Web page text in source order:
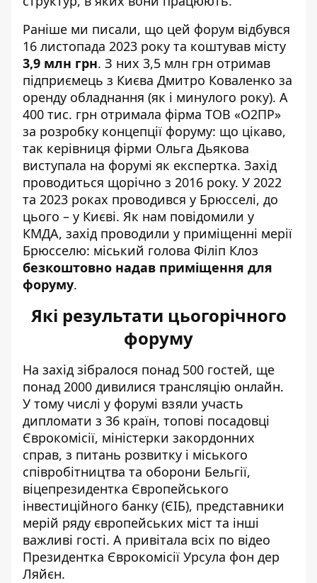
Раніше ми писали, що цей форум відбувся
16 листопада 2023 року та коштував місту
3,9 млн грн. З них 3,5 млн грн отримав
підприємець з Києва Дмитро Коваленко за
оренду обладнання (як і минулого року). А
400 тис. грн отримала фірма ТОВ «О2ПР»
за розробку концепції форуму: що цікаво,
так керівниця фірми Ольга Дьякова
виступала на форумі як експертка. Захід
проводиться щорічно з 2016 року. У 2022
та 2023 роках проводився у Брюсселі, до
цього – у Києві. Як нам повідомили у
КМДА, захід проводили у приміщенні мерії
Брюсселю: міський голова Філіп Клоз
безкоштовно надав приміщення для
форуму.
Які результати цьогорічного
форуму
На захід зібралося понад 500 гостей, ще
понад 2000 дивилися трансляцію онлайн.
У тому числі у форумі взяли участь
дипломати з 36 країн, топові посадовці
Єврокомісії, міністерки закордонних
справ, з питань розвитку і міського
співробітництва та оборони Бельгії,
віцепрезидентка Європейського
інвестиційного банку (ЄІБ), представники
мерій ряду європейських міст та інші
важливі гості. А привітала всіх по відео
Президентка Єврокомісії Урсула фон дер
Ляйєн.